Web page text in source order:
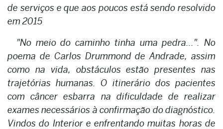
de serviços e que aos poucos está sendo resolvido
em 2015
"No meio do caminho tinha uma pedra...". No
poema de Carlos Drummond de Andrade, assim
como na vida, obstáculos estão presentes nas
trajetórias humanas. O itinerário dos pacientes
com câncer esbarra na dificuldade de realizar
exames necessários à confirmação do diagnóstico.
Vindos do Interior e enfrentando muitas horas de